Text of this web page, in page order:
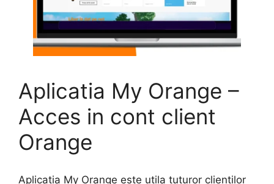
Aplicatia My Orange –
Acces in cont client
Orange
Aplicatia My Orange este utila tuturor clientilor